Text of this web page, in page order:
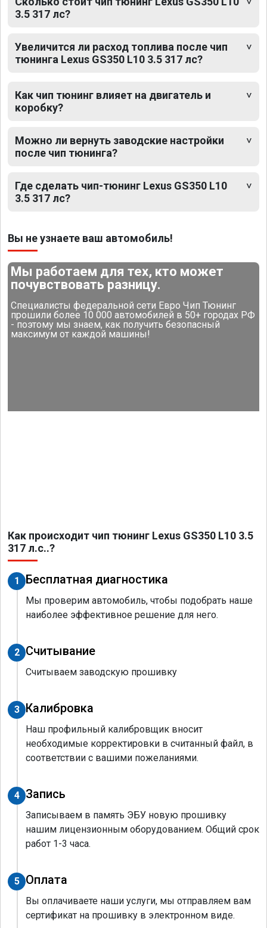
3.5 317 лс?
Увеличится ли расход топлива после чип
тюнинга Lexus GS350 L10 3.5 317 лс?
Как чип тюнинг влияет на двигатель и
коробку?
Можно ли вернуть заводские настройки
после чип тюнинга?
Где сделать чип-тюнинг Lexus GS350 L10
3.5 317 лс?
Вы не узнаете ваш автомобиль!
Мы работаем для тех, кто может
почувствовать разницу.
Специалисты федеральной сети Евро Чип Тюнинг
прошили более 10 000 автомобилей в 50+ городах РФ
- поэтому мы знаем, как получить безопасный
максимум от каждой машины!
Как происходит чип тюнинг Lexus GS350 L10 3.5
317 л.с..?
1 Бесплатная диагностика
Мы проверим автомобиль, чтобы подобрать наше
наиболее эффективное решение для него.
2 Считывание
Считываем заводскую прошивку
3 Калибровка
Наш профильный калибровщик вносит
необходимые корректировки в считанный файл, в
соответствии с вашими пожеланиями.
4 Запись
Записываем в память ЭБУ новую прошивку
нашим лицензионным оборудованием. Общий срок
работ 1-3 часа.
5 Оплата
Вы оплачиваете наши услуги, мы отправляем вам
сертификат на прошивку в электронном виде.